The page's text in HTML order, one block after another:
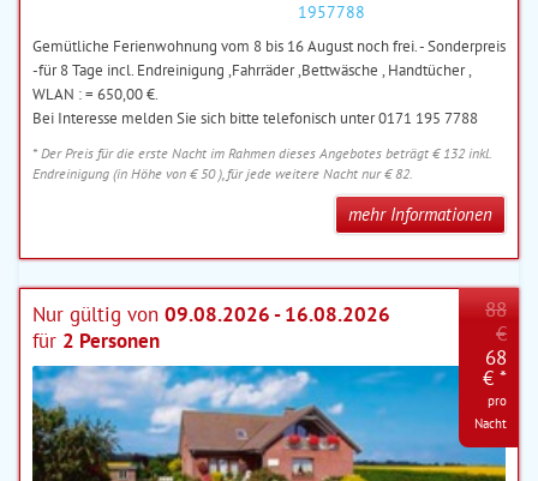
1957788
Gemütliche Ferienwohnung vom 8 bis 16 August noch frei. - Sonderpreis
-für 8 Tage incl. Endreinigung ,Fahrräder ,Bettwäsche , Handtücher ,
WLAN : = 650,00 €.
Bei Interesse melden Sie sich bitte telefonisch unter 0171 195 7788
* Der Preis für die erste Nacht im Rahmen dieses Angebotes beträgt € 132 inkl.
Endreinigung (in Höhe von € 50 ), für jede weitere Nacht nur € 82.
mehr Informationen
Nur gültig von 09.08.2026 - 16.08.2026
für 2 Personen
88
€
68
€ *
pro
Nacht